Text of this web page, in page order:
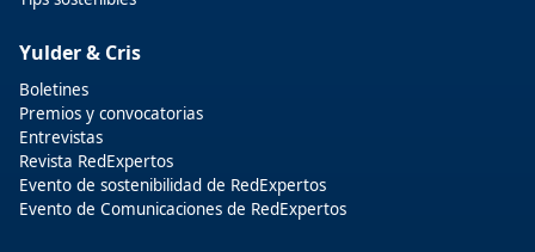
Yulder & Cris
Boletines
Premios y convocatorias
Entrevistas
Revista RedExpertos
Evento de sostenibilidad de RedExpertos
Evento de Comunicaciones de RedExpertos